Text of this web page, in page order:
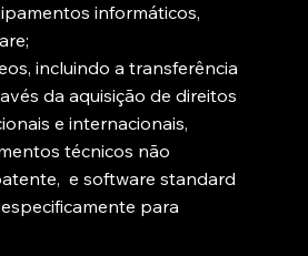
informáticos,
incluindo a transferência
da aquisição de direitos
e internacionais,
técnicos não
e software standard
para